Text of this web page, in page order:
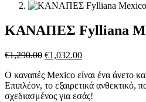
ΚΑΝΑΠΕΣ Fylliana
€1,290.00 Original
was:
€1,290.00.
€1,032.00Η
τιμή
είναι:
€1,032.00.
Ο καναπές Mexico είναι ένα άνετο
Επιπλέον, το εξαιρετικά ανθεκτικό,
σχεδιασμένος για εσάς!